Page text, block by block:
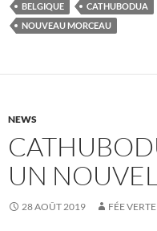
BELGIQUE CATHUBODUA
NOUVEAU MORCEAU
NEWS
UN
28 AOÛT 2019 FÉE VERTE